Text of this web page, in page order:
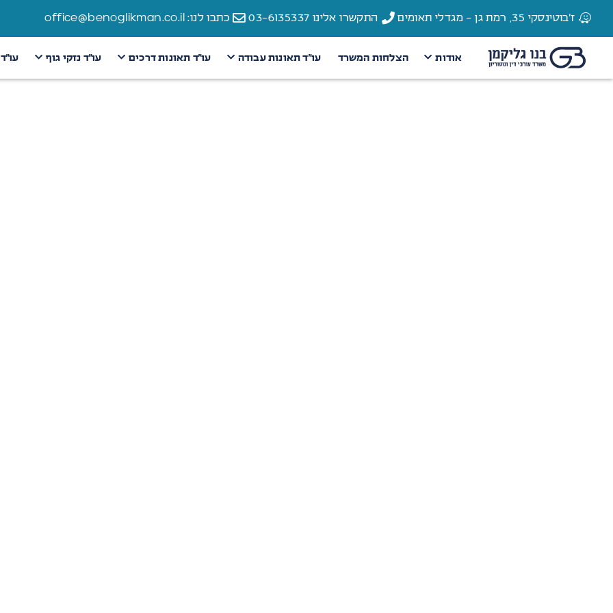
ז'בוטינסקי 35, רמת גן - מגדלי תאומים התקשרו אלינו 03-6135337 כתבו לנו: office@benoglikman.co.il
אודות הצלחות המשרד עו״ד תאונות עבודה עו״ד תאונות דרכים עו״ד נזקי גוף